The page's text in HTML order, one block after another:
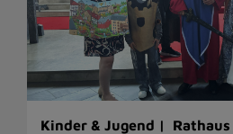
Kinder & Jugend | Rathaus